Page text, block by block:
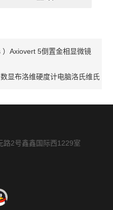
Axiovert 5倒置金相显微镜
显布洛维硬度计电脑洛氏维氏
路2号鑫鑫国际西1229室